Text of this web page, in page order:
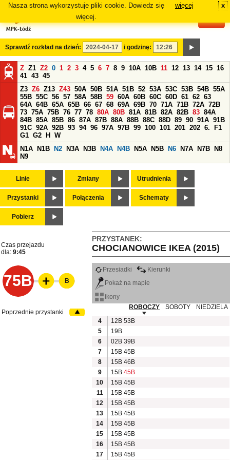
Nasza strona wykorzystuje pliki cookie. Dowiedz się
więcej.
więcej x
Sprawdź rozkład na dzień: i godzinę:
Z Z1 Z2 0 1 2 3 4 5 6 7 8 9 10A 10B 11 12 13 14 15 16
41 43 45
Z3 Z6 Z13 Z43 50A 50B 51A 51B 52 53A 53C 53B 54B 55A
55B 55C 56 57 58A 58B 59 60A 60B 60C 60D 61 62 63
64A 64B 65A 65B 66 67 68 69A 69B 70 71A 71B 72A 72B
73 75A 75B 76 77 78 80A 80B 81A 81B 82A 82B 83 84A
84B 85A 85B 86 87A 87B 88A 88B 88C 88D 89 90 91A 91B
91C 92A 92B 93 94 96 97A 97B 99 100 101 201 202 6.
F1
G1 G2 H
W
N1A
N1B N2 N3A N3B N4A N4B N5A N5B N6 N7A N7B
N8
N9
Linie Zmiany Utrudnienia
Przystanki Połączenia Schematy
Pobierz
PRZYSTANEK:
CHOCIANOWICE IKEA (2015)
Czas przejazdu
dla: 9:45
75B
Przesiadki
Kierunki
Pokaż na mapie
ikony
ROBOCZY
SOBOTY
NIEDZIELA
4
12B 53B
5
19B
6
02B 39B
7
15B 45B
8
15B 46B
9
15B 45B
10
15B 45B
11
15B 45B
12
15B 45B
13
15B 45B
14
15B 45B
15
15B 45B
16
15B 45B
17
15B 45B
B
Poprzednie przystanki